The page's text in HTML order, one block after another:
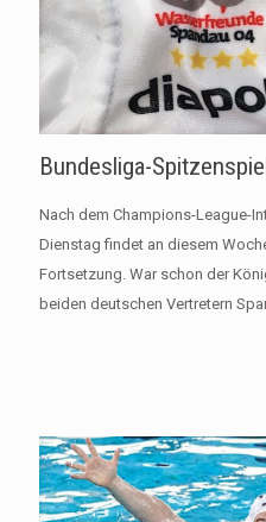
Bundesliga-
Nach dem Champions-League-
Dienstag findet an diesem
Fortsetzung. War schon der
beiden deutschen Vertretern